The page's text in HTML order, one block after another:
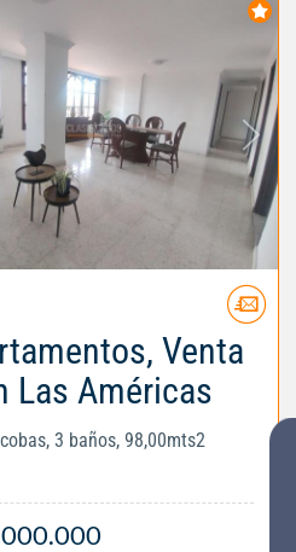
Venta
Las Américas
3 baños, 98,00mts2